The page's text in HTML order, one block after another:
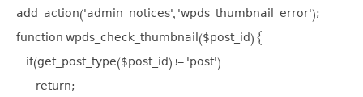
add_action('admin_notices', 'wpds_thumbnail_error');
function wpds_check_thumbnail($post_id) {
    if(get_post_type($post_id) != 'post')
        return;